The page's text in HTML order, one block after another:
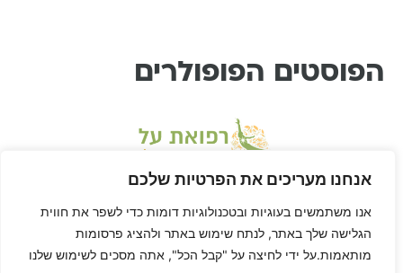
אנחנו מעריכים את הפרטיות שלכם
אנו משתמשים בעוגיות ובטכנולוגיות דומות כדי לשפר את חווית
הגלישה שלך באתר, לנתח שימוש באתר ולהציג פרסומות
מותאמות.על ידי לחיצה על "קבל הכל", אתה מסכים לשימוש שלנו
הפוסטים הפופולרים